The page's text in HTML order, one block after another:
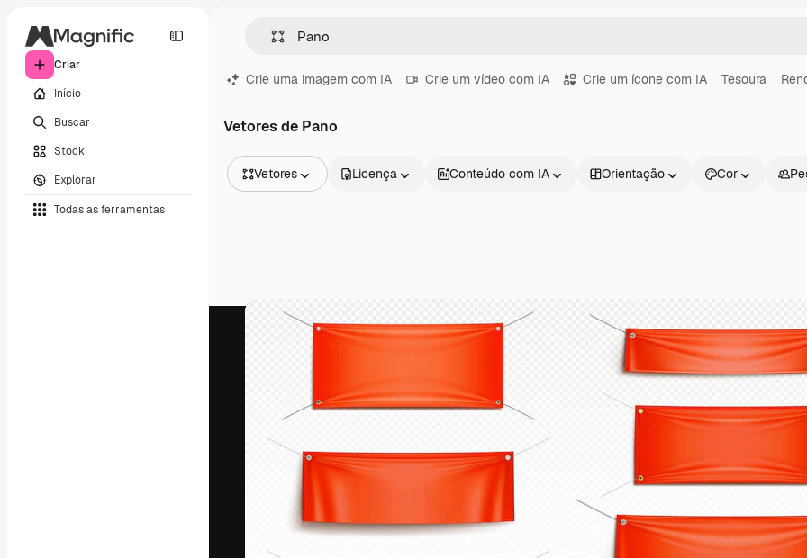
Criar
Início
Buscar
Stock
Explorar
Todas as ferramentas
Crie uma imagem com IA Crie um vídeo com IA Crie um ícone com IA Tesoura
Vetores de Pano
Vetores
Vídeos
Clipes de vídeo
Modelos de vídeos
Licença Conteúdo com IA Orientação Cor
A plataforma criativa para você direcionar
seu melhor trabalho. Mais de 1 milhão de
assinantes entre criativos, empresas,
agências e estúdios.
Produtos
Assistente de IA
Gerador de vídeos
Texto para voz
Conteúdo de stock
Academy
Atendimento
Termos e
Política de
privacidade